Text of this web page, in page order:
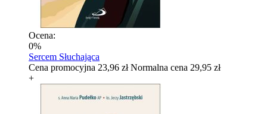
Ocena:
0%
Sercem Słuchająca
Cena promocyjna 23,96 zł Normalna cena 29,95 zł
+